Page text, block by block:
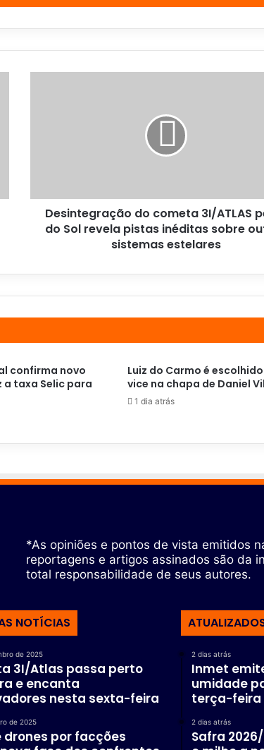
Desintegração do cometa 3I/ATLAS
do Sol revela pistas inéditas sobre
sistemas estelares
confirma novo
a taxa Selic para
Luiz do Carmo é
vice na chapa de Daniel
1 dia atrás
*As opiniões e pontos de vista emitidos
reportagens e artigos assinados são da
total responsabilidade de seus autores.
NOTÍCIAS
de 2025
3I/Atlas passa perto
e encanta
nesta sexta-feira
de 2025
drones por facções
2 dias atrás
Inmet
umidade
terça-feira
2 dias atrás
Safra